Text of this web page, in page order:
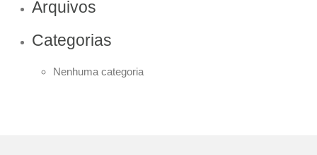
Arquivos
Categorias
Nenhuma categoria